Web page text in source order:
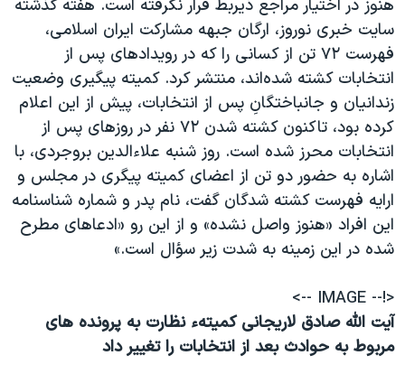
هنوز در اختيار مراجع ذيربط قرار نگرفته است. هفته گذشته
سايت خبرى نوروز، ارگان جبهه مشاركت ايران اسلامى،
فهرست ۷۲ تن از كسانى را كه در رويدادهاى پس از
انتخابات كشته‌ شده‌اند، منتشر كرد. كميته پيگيرى وضعيت
زندانيان و جانباختگانِ پس از انتخابات، پيش از اين اعلام
كرده بود، تاكنون كشته شدن ۷۲ نفر در روزهاى پس از
انتخابات محرز شده است. روز شنبه علاءالدين بروجردى، با
اشاره به حضور دو تن از اعضای کميته پيگری در مجلس و
ارايه فهرست کشته شدگان گفت، نام پدر و شماره شناسنامه
اين افراد «هنوز واصل نشده» و از اين رو «ادعاهاى مطرح
شده در اين زمينه به شدت زير سؤال است.»
<!-- IMAGE -->
آيت الله صادق لاريجانی کميتهء نظارت به پرونده های
مربوط به حوادث بعد از انتخابات را تغيير داد